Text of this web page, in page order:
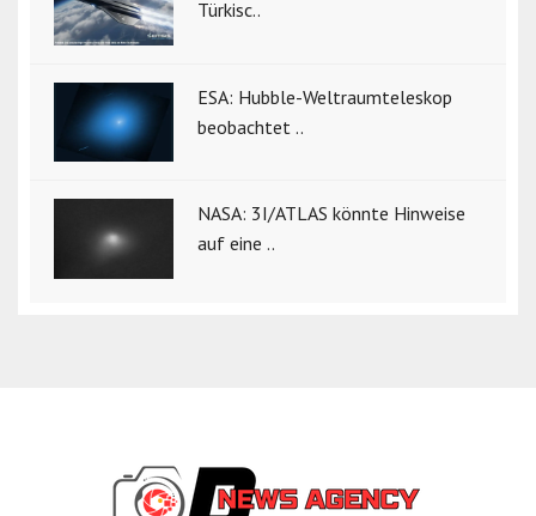
Türkisc..
ESA: Hubble-Weltraumteleskop
beobachtet ..
NASA: 3I/ATLAS könnte Hinweise
auf eine ..